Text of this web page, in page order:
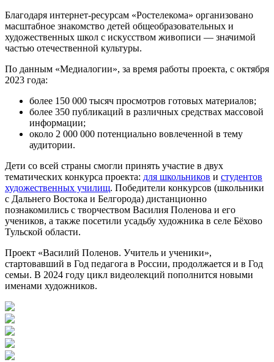
Благодаря интернет-ресурсам «Ростелекома» организовано
масштабное знакомство детей общеобразовательных и
художественных школ с искусством живописи — значимой
частью отечественной культуры.
По данным «Медиалогии», за время работы проекта, с октября
2023 года:
более 150 000 тысяч просмотров готовых материалов;
более 350 публикаций в различных средствах массовой
информации;
около 2 000 000 потенциально вовлеченной в тему
аудитории.
Дети со всей страны смогли принять участие в двух
тематических конкурса проекта: для школьников и студентов
художественных училищ. Победители конкурсов (школьники
с Дальнего Востока и Белгорода) дистанционно
познакомились с творчеством Василия Поленова и его
учеников, а также посетили усадьбу художника в селе Бёхово
Тульской области.
Проект «Василий Поленов. Учитель и ученики»,
стартовавший в Год педагога в России, продолжается и в Год
семьи. В 2024 году цикл видеолекций пополнится новыми
именами художников.